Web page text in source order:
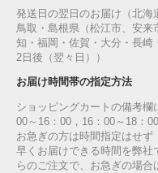
発送日の翌日のお届け（北海
鳥取・島根県（松江市、安
知・福岡・佐賀・大分・長
2日後（翌々日））
お届け時間帯の指定方法
ショッピングカートの備考欄
00～16：00，16：00～18：
お急ぎの方は時間指定はせ
早くお届けできる時間を弊社
らのご注文で、お急ぎの場